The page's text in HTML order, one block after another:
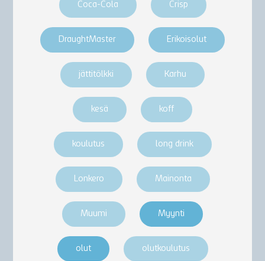
Coca-Cola Crisp
DraughtMaster Erikoisolut
jättitölkki Karhu
kesä koff
koulutus long drink
Lonkero Mainonta
Muumi Myynti
olut olutkoulutus